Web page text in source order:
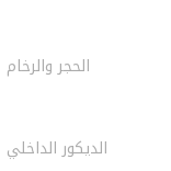
الحجر والرخام
الديكور الداخلي